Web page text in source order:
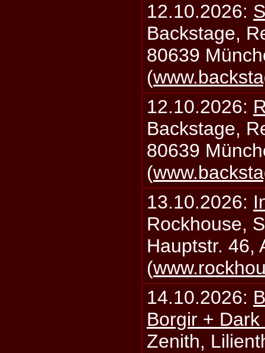
12.10.2026:
Backstage,
80639
(
12.10.2026:
Backstage,
80639
(
13.10.2026:
Rockhouse,
Hauptstr. 46,
(
14.10.2026:
Borgir +
Zenith,